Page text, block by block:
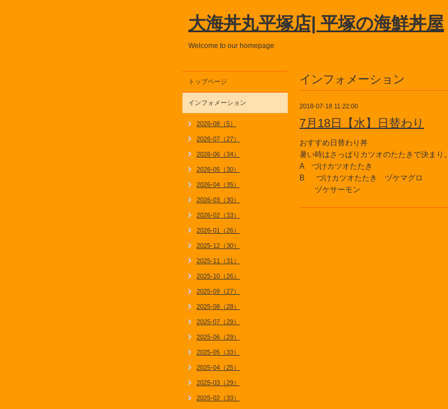
大海丼丸平塚店| 平塚の海鮮丼屋
Welcome to our homepage
インフォメーション
2018-07-18 11:22:00
7月18日【水】日替わり
おすすめ日替わり丼
暑い時はさっぱりカツオのたたきで決まり。
A づけカツオたたき
B づけカツオたたき ヅケマグロ
ヅケサーモン
トップページ
インフォメーション
2026-08（5）
2026-07（27）
2026-06（34）
2026-05（30）
2026-04（35）
2026-03（30）
2026-02（33）
2026-01（26）
2025-12（30）
2025-11（31）
2025-10（26）
2025-09（27）
2025-08（28）
2025-07（29）
2025-06（29）
2025-05（33）
2025-04（25）
2025-03（29）
2025-02（33）